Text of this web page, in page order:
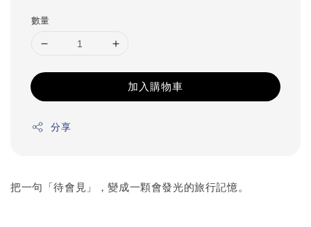
數量
加入購物車
分享
把一句「待會見」，變成一顆會發光的旅行記憶。